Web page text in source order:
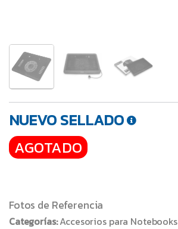
NUEVO SELLADO
AGOTADO
Fotos de Referencia
Categorías:Accesorios para Notebooks